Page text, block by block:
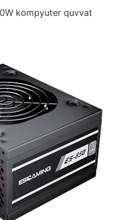
kompyuter quvvat